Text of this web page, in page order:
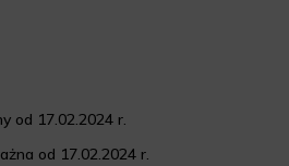
od 17.02.2024 r.
od 17.02.2024 r.